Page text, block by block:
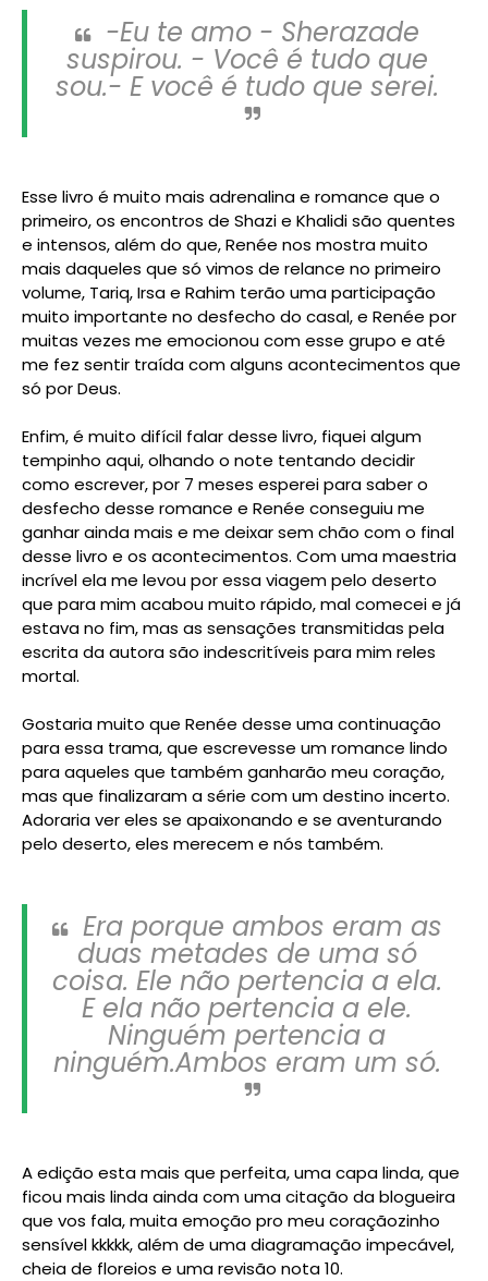
-Eu te amo - Sherazade
suspirou. - Você é tudo que
sou.- E você é tudo que serei.
Esse livro é muito mais adrenalina e romance que o
primeiro, os encontros de Shazi e Khalidi são quentes
e intensos, além do que, Renée nos mostra muito
mais daqueles que só vimos de relance no primeiro
volume, Tariq, Irsa e Rahim terão uma participação
muito importante no desfecho do casal, e Renée por
muitas vezes me emocionou com esse grupo e até
me fez sentir traída com alguns acontecimentos que
só por Deus.
Enfim, é muito difícil falar desse livro, fiquei algum
tempinho aqui, olhando o note tentando decidir
como escrever, por 7 meses esperei para saber o
desfecho desse romance e Renée conseguiu me
ganhar ainda mais e me deixar sem chão com o final
desse livro e os acontecimentos. Com uma maestria
incrível ela me levou por essa viagem pelo deserto
que para mim acabou muito rápido, mal comecei e já
estava no fim, mas as sensações transmitidas pela
escrita da autora são indescritíveis para mim reles
mortal.
Gostaria muito que Renée desse uma continuação
para essa trama, que escrevesse um romance lindo
para aqueles que também ganharão meu coração,
mas que finalizaram a série com um destino incerto.
Adoraria ver eles se apaixonando e se aventurando
pelo deserto, eles merecem e nós também.
Era porque ambos eram as
duas metades de uma só
coisa. Ele não pertencia a ela.
E ela não pertencia a ele.
Ninguém pertencia a
ninguém.Ambos eram um só.
A edição esta mais que perfeita, uma capa linda, que
ficou mais linda ainda com uma citação da blogueira
que vos fala, muita emoção pro meu coraçãozinho
sensível kkkkk, além de uma diagramação impecável,
cheia de floreios e uma revisão nota 10.